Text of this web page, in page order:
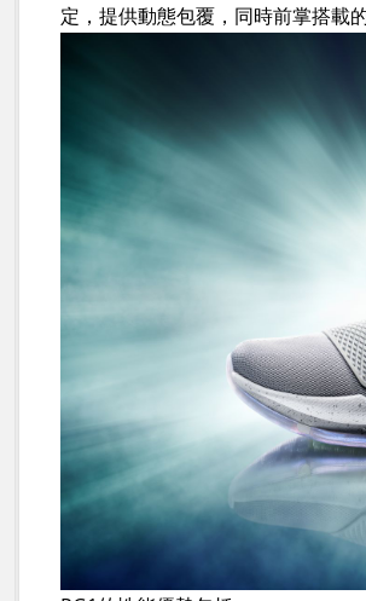
定，提供動態包覆，同時前掌搭載